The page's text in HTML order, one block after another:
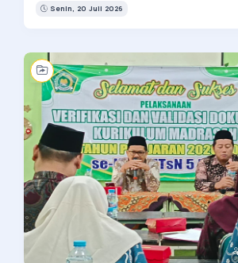
Senin, 20 Juli 2026